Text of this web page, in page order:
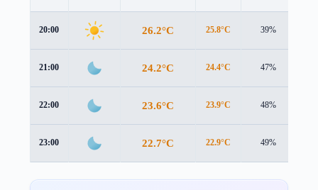
20:00 26.2°C 25.8°C 39%
21:00 24.2°C 24.4°C 47%
22:00 23.6°C 23.9°C 48%
23:00 22.7°C 22.9°C 49%